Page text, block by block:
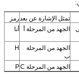
تمثل الإشارة عن بعدرمز
الجهد من المرحلة أ أنا
الجهد من المرحلة
ب
H
الجهد من المرحلة C P